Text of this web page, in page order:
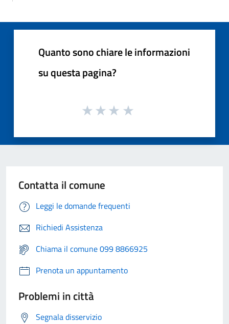
Quanto sono chiare le informazioni
su questa pagina?
Contatta il comune
Leggi le domande frequenti
Richiedi Assistenza
Chiama il comune 099 8866925
Prenota un appuntamento
Problemi in città
Segnala disservizio